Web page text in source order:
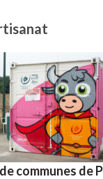
communes de